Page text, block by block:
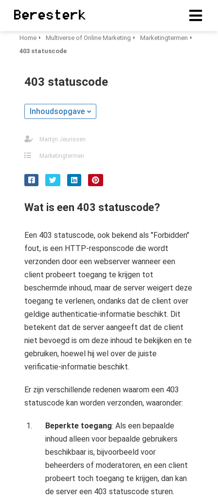
Home Multiverse of Online Marketing
Marketingtermen
403 statuscode
403 statuscode
Inhoudsopgave
Martijn Jeurissen
Marketingtermen
Wat is een 403 statuscode?
Een 403 statuscode, ook bekend als "Forbidden"
fout, is een HTTP-responscode die wordt
verzonden door een webserver wanneer een
client probeert toegang te krijgen tot
beschermde inhoud, maar de server weigert deze
toegang te verlenen, ondanks dat de client over
geldige authenticatie-informatie beschikt. Dit
betekent dat de server aangeeft dat de client
niet bevoegd is om deze inhoud te bekijken en te
gebruiken, hoewel hij wel over de juiste
verificatie-informatie beschikt.
Er zijn verschillende redenen waarom een 403
statuscode kan worden verzonden, waaronder:
Beperkte toegang: Als een bepaalde
inhoud alleen voor bepaalde gebruikers
beschikbaar is, bijvoorbeeld voor
beheerders of moderatoren, en een client
probeert toch toegang te krijgen, dan kan
de server een 403 statuscode sturen.
om
gebruikt
worden
over
op
gebruikt